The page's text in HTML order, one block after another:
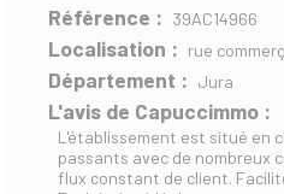
Référence : 39AC14966
Localisation : rue
Département : Jura
L'avis de Capuccimmo :
L'établissement est situé en
passants avec de nombreux
flux constant de client.